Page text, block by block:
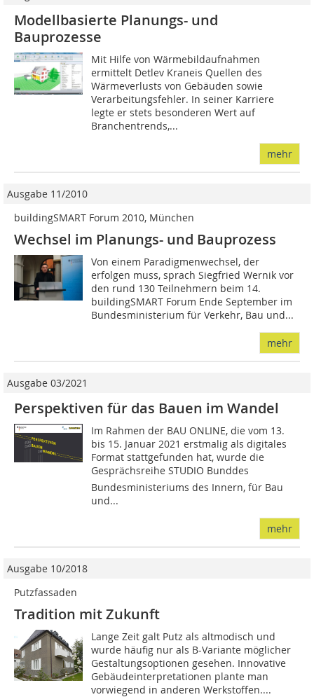
Modellbasierte Planungs- und
Bauprozesse
Mit Hilfe von Wärmebildaufnahmen
ermittelt Detlev Kraneis Quellen des
Wärmeverlusts von Gebäuden sowie
Verarbeitungsfehler. In seiner Karriere
legte er stets besonderen Wert auf
Branchentrends,...
mehr
Ausgabe 11/2010
buildingSMART Forum 2010, München
Wechsel im Planungs- und Bauprozess
Von einem Paradigmenwechsel, der
erfolgen muss, sprach Siegfried Wernik vor
den rund 130 Teilnehmern beim 14.
buildingSMART Forum Ende September im
Bundesministerium für Verkehr, Bau und...
mehr
Ausgabe 03/2021
Perspektiven für das Bauen im Wandel
Im Rahmen der BAU ONLINE, die vom 13.
bis 15. Januar 2021 erstmalig als digitales
Format stattgefunden hat, wurde die
Gesprächsreihe STUDIO Bunddes
Bundesministeriums des Innern, für Bau
und...
mehr
Ausgabe 10/2018
Putzfassaden
Tradition mit Zukunft
Lange Zeit galt Putz als altmodisch und
wurde häufig nur als B-Variante möglicher
Gestaltungsoptionen gesehen. Innovative
Gebäudeinterpretationen plante man
vorwiegend in anderen Werkstoffen....